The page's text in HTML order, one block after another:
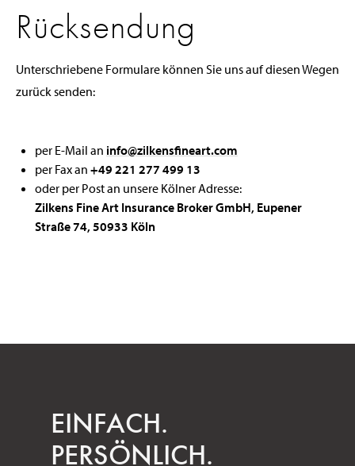
Rücksendung
Unterschriebene Formulare können Sie uns auf diesen Wegen
zurück senden:
per E-Mail an info@zilkensfineart.com
per Fax an +49 221 277 499 13
oder per Post an unsere Kölner Adresse:
Zilkens Fine Art Insurance Broker GmbH, Eupener
Straße 74, 50933 Köln
EINFACH.
PERSÖNLICH.